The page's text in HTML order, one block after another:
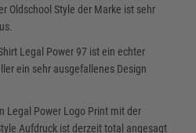
Oldschool Style der Marke ist sehr
Legal Power 97 ist ein echter
ein sehr ausgefallenes Design
Legal Power Logo Print mit der
Aufdruck ist derzeit total angesagt